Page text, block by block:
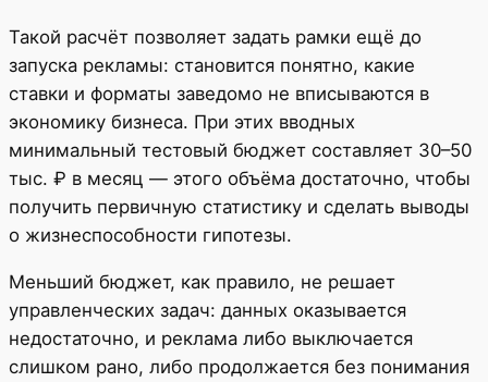
Такой расчёт позволяет задать рамки ещё до
запуска рекламы: становится понятно, какие
ставки и форматы заведомо не вписываются в
экономику бизнеса. При этих вводных
минимальный тестовый бюджет составляет 30–50
тыс. ₽ в месяц — этого объёма достаточно, чтобы
получить первичную статистику и сделать выводы
о жизнеспособности гипотезы.
Меньший бюджет, как правило, не решает
управленческих задач: данных оказывается
недостаточно, и реклама либо выключается
слишком рано, либо продолжается без понимания